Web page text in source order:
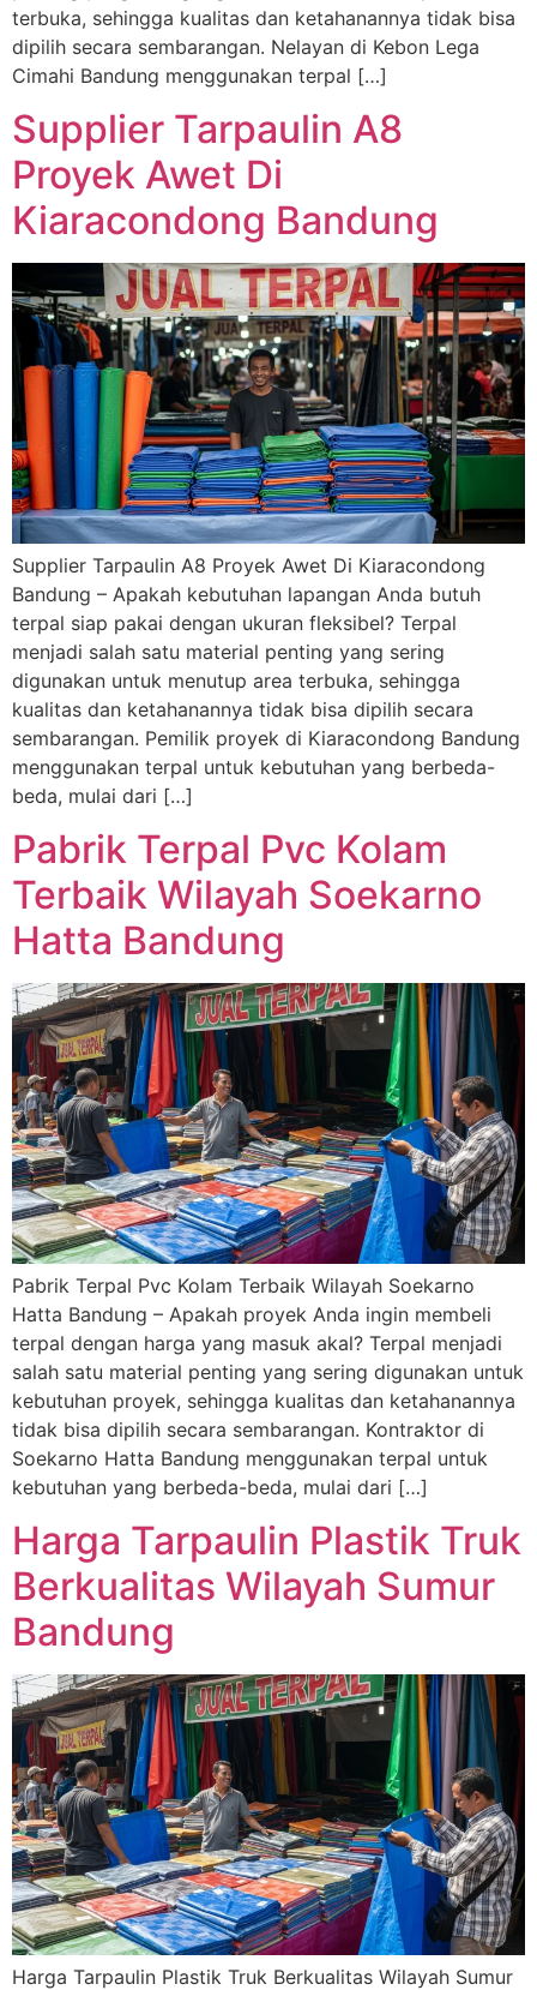
terbuka, sehingga kualitas dan ketahanannya tidak bisa
dipilih secara sembarangan. Nelayan di Kebon Lega
Cimahi Bandung menggunakan terpal […]
Supplier Tarpaulin A8
Proyek Awet Di
Kiaracondong Bandung
Supplier Tarpaulin A8 Proyek Awet Di Kiaracondong
Bandung – Apakah kebutuhan lapangan Anda butuh
terpal siap pakai dengan ukuran fleksibel? Terpal
menjadi salah satu material penting yang sering
digunakan untuk menutup area terbuka, sehingga
kualitas dan ketahanannya tidak bisa dipilih secara
sembarangan. Pemilik proyek di Kiaracondong Bandung
menggunakan terpal untuk kebutuhan yang berbeda-
beda, mulai dari […]
Pabrik Terpal Pvc Kolam
Terbaik Wilayah Soekarno
Hatta Bandung
Pabrik Terpal Pvc Kolam Terbaik Wilayah Soekarno
Hatta Bandung – Apakah proyek Anda ingin membeli
terpal dengan harga yang masuk akal? Terpal menjadi
salah satu material penting yang sering digunakan untuk
kebutuhan proyek, sehingga kualitas dan ketahanannya
tidak bisa dipilih secara sembarangan. Kontraktor di
Soekarno Hatta Bandung menggunakan terpal untuk
kebutuhan yang berbeda-beda, mulai dari […]
Harga Tarpaulin Plastik Truk
Berkualitas Wilayah Sumur
Bandung
Harga Tarpaulin Plastik Truk Berkualitas Wilayah Sumur